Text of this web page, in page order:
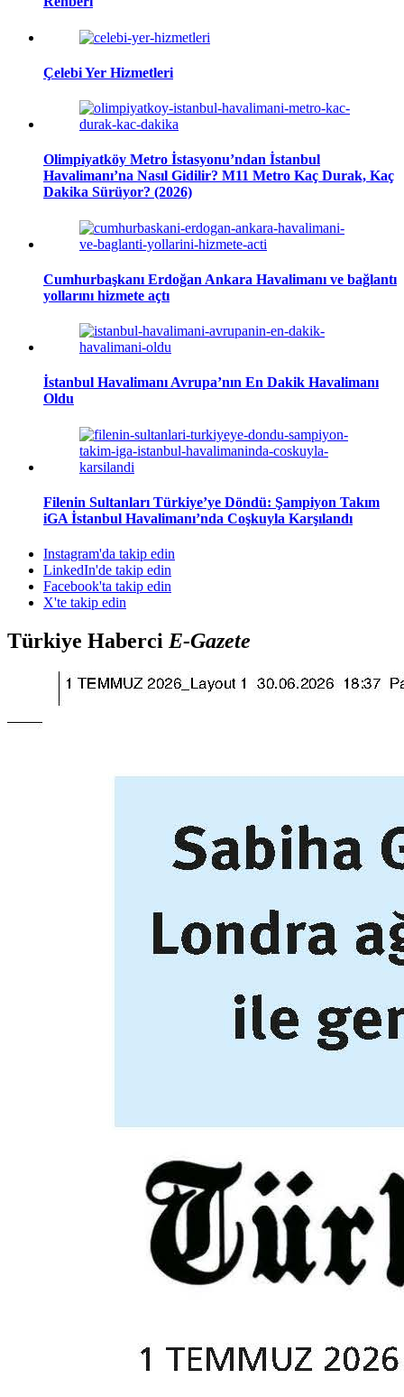
Çelebi Yer Hizmetleri
Olimpiyatköy Metro İstasyonu’ndan İstanbul
Havalimanı’na Nasıl Gidilir? M11 Metro Kaç Durak, Kaç
Dakika Sürüyor? (2026)
Cumhurbaşkanı Erdoğan Ankara Havalimanı ve bağlantı
yollarını hizmete açtı
İstanbul Havalimanı Avrupa’nın En Dakik Havalimanı
Oldu
Filenin Sultanları Türkiye’ye Döndü: Şampiyon Takım
iGA İstanbul Havalimanı’nda Coşkuyla Karşılandı
Instagram'da takip edin
LinkedIn'de takip edin
Facebook'ta takip edin
X'te takip edin
Türkiye Haberci E-Gazete